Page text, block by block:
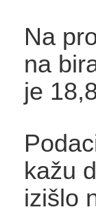
Na
na
je
kažu
izišlo